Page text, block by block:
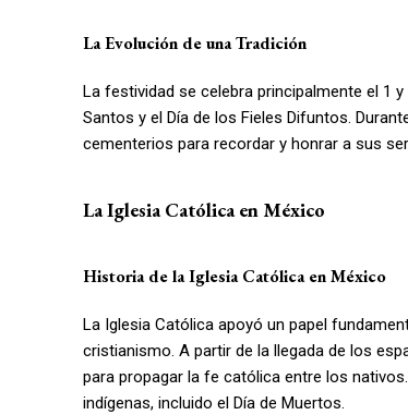
La Evolución de una Tradición
La festividad se celebra principalmente el 1
Santos y el Día de los Fieles Difuntos.
cementerios para recordar y honrar a sus
La Iglesia Católica en México
Historia de la Iglesia Católica en México
La Iglesia Católica apoyó un papel
cristianismo. A partir de la llegada de los
para propagar la fe católica entre los
indígenas, incluido el Día de Muertos.